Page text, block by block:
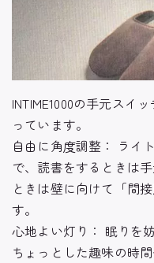
INTIME1000の手元スイ
っています。
自由に角度調整： ライ
で、読書をするときは
ときは壁に向けて「間
す。
心地よい灯り： 眠りを
ちょっとした趣味の時